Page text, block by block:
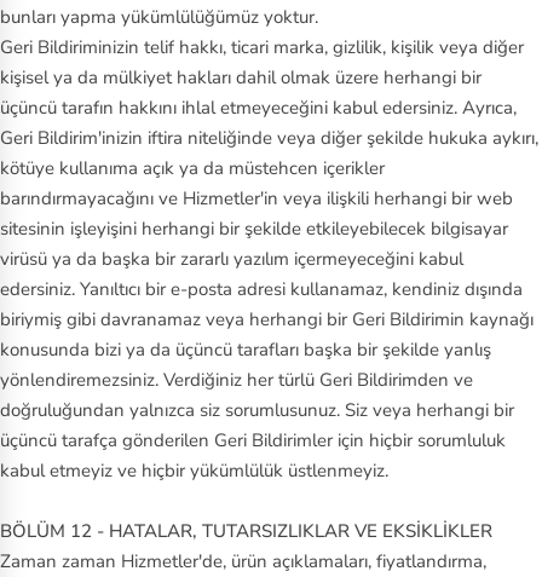
bunları yapma yükümlülüğümüz yoktur.
Geri Bildiriminizin telif hakkı, ticari marka, gizlilik, kişilik veya diğer
kişisel ya da mülkiyet hakları dahil olmak üzere herhangi bir
üçüncü tarafın hakkını ihlal etmeyeceğini kabul edersiniz. Ayrıca,
Geri Bildirim'inizin iftira niteliğinde veya diğer şekilde hukuka aykırı,
kötüye kullanıma açık ya da müstehcen içerikler
barındırmayacağını ve Hizmetler'in veya ilişkili herhangi bir web
sitesinin işleyişini herhangi bir şekilde etkileyebilecek bilgisayar
virüsü ya da başka bir zararlı yazılım içermeyeceğini kabul
edersiniz. Yanıltıcı bir e‑posta adresi kullanamaz, kendiniz dışında
biriymiş gibi davranamaz veya herhangi bir Geri Bildirimin kaynağı
konusunda bizi ya da üçüncü tarafları başka bir şekilde yanlış
yönlendiremezsiniz. Verdiğiniz her türlü Geri Bildirimden ve
doğruluğundan yalnızca siz sorumlusunuz. Siz veya herhangi bir
üçüncü tarafça gönderilen Geri Bildirimler için hiçbir sorumluluk
kabul etmeyiz ve hiçbir yükümlülük üstlenmeyiz.
BÖLÜM 12 - HATALAR, TUTARSIZLIKLAR VE EKSİKLİKLER
Zaman zaman Hizmetler'de, ürün açıklamaları, fiyatlandırma,